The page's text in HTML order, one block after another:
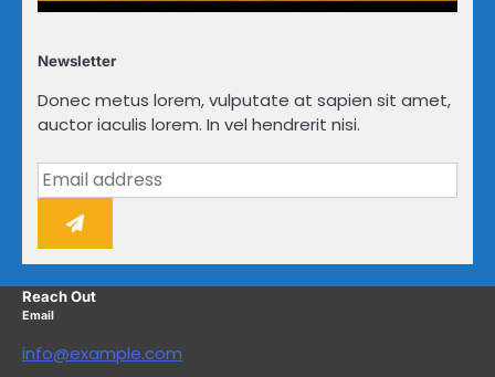
Newsletter
Donec metus lorem, vulputate at sapien sit amet,
auctor iaculis lorem. In vel hendrerit nisi.
Reach Out
Email
info@example.com